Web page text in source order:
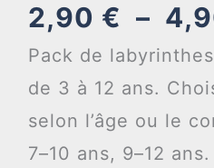
2,90 € –
Pack de
de 3 à 12 ans.
selon l’âge ou le
7–10 ans, 9–12